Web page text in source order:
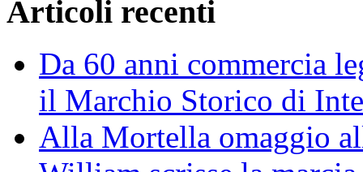
Articoli recenti
Da 60 anni commercia
il Marchio Storico di
Alla Mortella omaggio